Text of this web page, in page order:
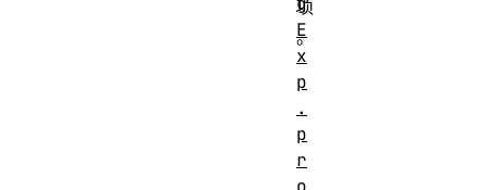
项
。
E
x
p
.
p
r